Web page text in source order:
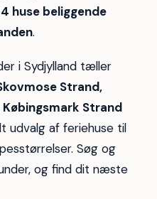
huse beliggende
.
i Sydjylland tæller
Strand,
Strand
udvalg af feriehuse til
Søg og
og find dit næste